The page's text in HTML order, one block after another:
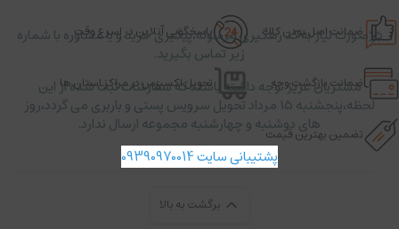
ضمانت اصل بودن کالا پاسخگویی آنلاین در اسرع وقت
ضمانت بازگشت وجه تحویل اکسپرس در مراکز استان ها
تضمین بهترین قیمت
برگشت به بالا
در صورت نیاز به کد رهگیری مرسوله،پیگیری خرید و یا مشاوره با شماره
زیر تماس بگیرید.
مشتریان عزیز توجه داشته باشند که سفارشات ثبت شده از این
لحظه،پنجشنبه ۱۵ مرداد تحویل سرویس پستی و باربری می گردد،روز
های دوشنبه و چهارشنبه مجموعه ارسال ندارد.
پشتیبانی سایت 09390970014